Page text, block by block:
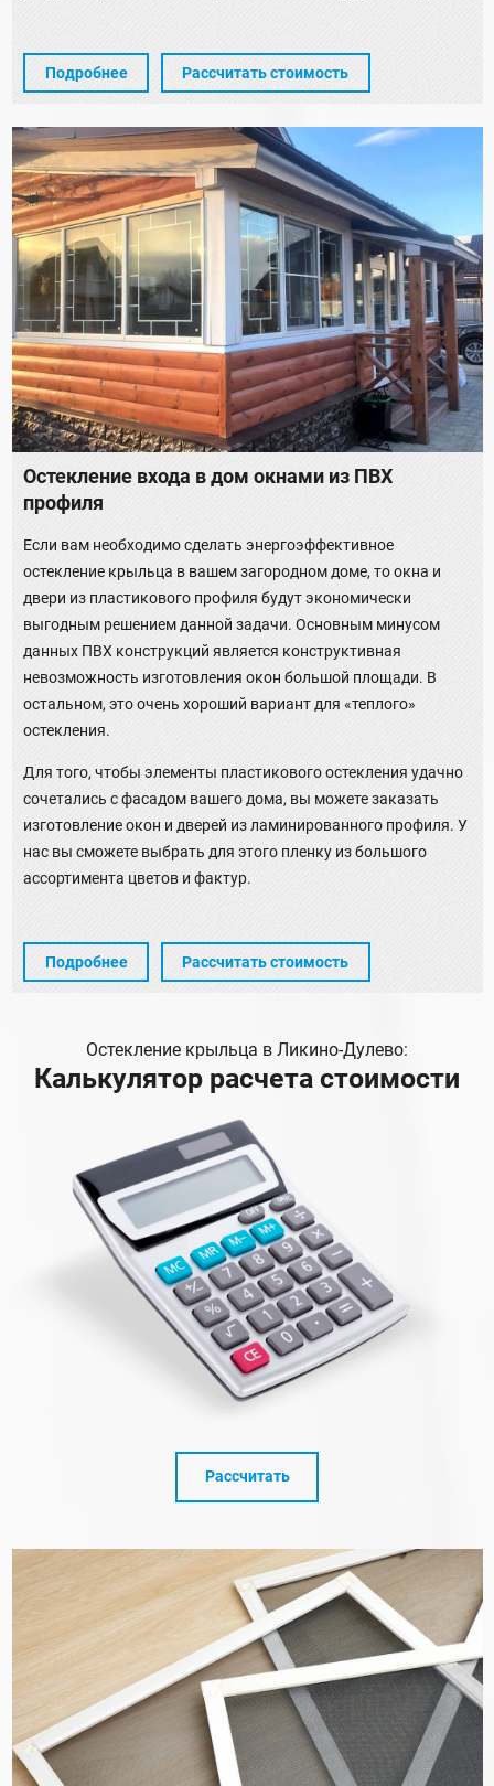
Подробнее Рассчитать стоимость
Остекление входа в дом окнами из ПВХ
профиля
Если вам необходимо сделать энергоэффективное
остекление крыльца в вашем загородном доме, то окна и
двери из пластикового профиля будут экономически
выгодным решением данной задачи. Основным минусом
данных ПВХ конструкций является конструктивная
невозможность изготовления окон большой площади. В
остальном, это очень хороший вариант для «теплого»
остекления.
Для того, чтобы элементы пластикового остекления удачно
сочетались с фасадом вашего дома, вы можете заказать
изготовление окон и дверей из ламинированного профиля. У
нас вы сможете выбрать для этого пленку из большого
ассортимента цветов и фактур.
Подробнее Рассчитать стоимость
Остекление крыльца в Ликино-Дулево:
Калькулятор расчета стоимости
Рассчитать